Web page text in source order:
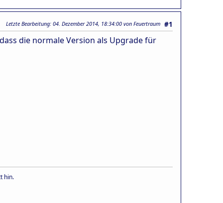
#1
Letzte Bearbeitung: 04. Dezember 2014, 18:34:00 von Feuertraum
die normale Version als Upgrade für
hin.